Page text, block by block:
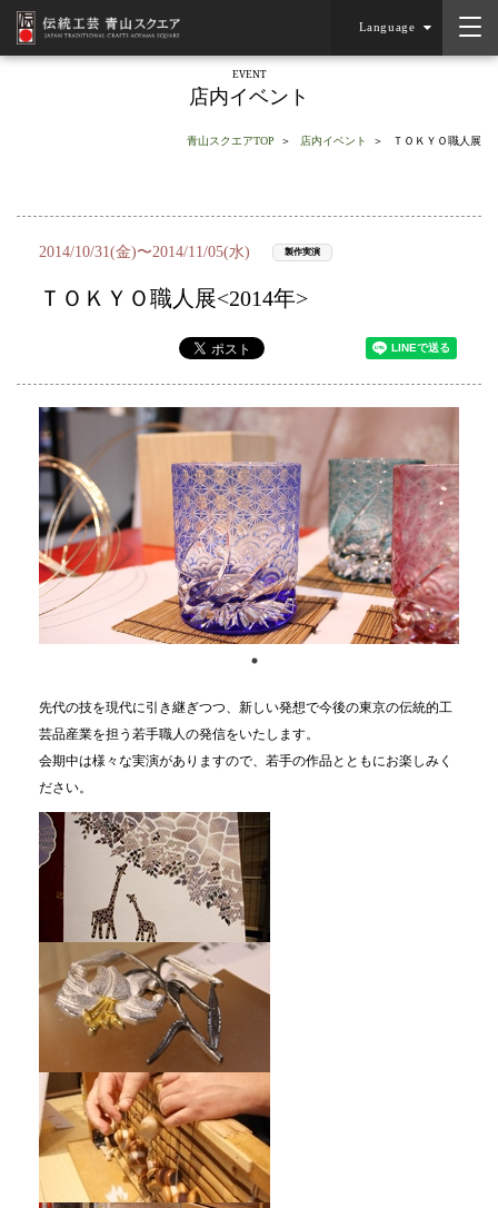
Language
EVENT
店内イベント
青山スクエアTOP 店内イベント ＴＯＫＹＯ職人展
2014/10/31(金)〜2014/11/05(水) 製作実演
ＴＯＫＹＯ職人展<2014年>
先代の技を現代に引き継ぎつつ、新しい発想で今後の東京の伝統的工
芸品産業を担う若手職人の発信をいたします。
会期中は様々な実演がありますので、若手の作品とともにお楽しみく
ださい。